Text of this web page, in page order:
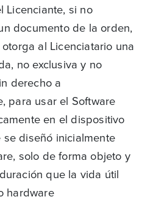
Licenciante, si no
documento de la orden,
al Licenciatario una
no exclusiva y no
derecho a
para usar el Software
en el dispositivo
diseñó inicialmente
solo de forma objeto y
que la vida útil
hardware